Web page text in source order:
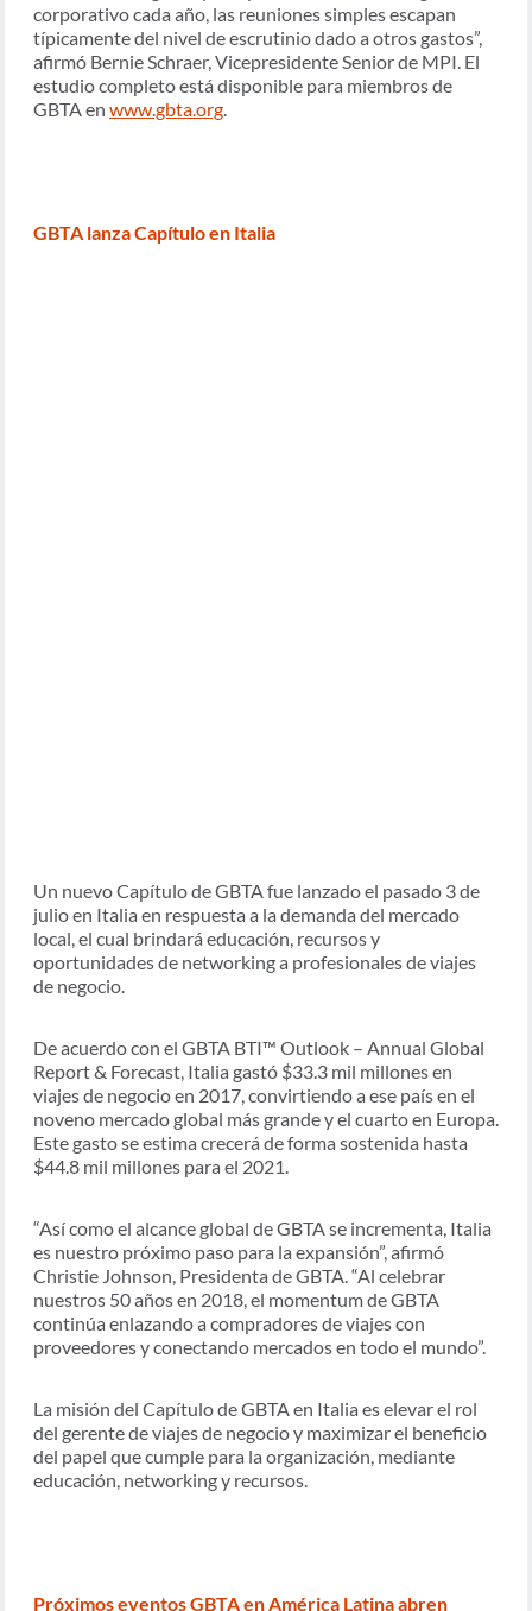
corporativo cada año, las reuniones simples escapan
típicamente del nivel de escrutinio dado a otros gastos”,
afirmó Bernie Schraer, Vicepresidente Senior de MPI. El
estudio completo está disponible para miembros de
GBTA en www.gbta.org.
GBTA lanza Capítulo en Italia
Un nuevo Capítulo de GBTA fue lanzado el pasado 3 de
julio en Italia en respuesta a la demanda del mercado
local, el cual brindará educación, recursos y
oportunidades de networking a profesionales de viajes
de negocio.
De acuerdo con el GBTA BTI™ Outlook – Annual Global
Report & Forecast, Italia gastó $33.3 mil millones en
viajes de negocio en 2017, convirtiendo a ese país en el
noveno mercado global más grande y el cuarto en Europa.
Este gasto se estima crecerá de forma sostenida hasta
$44.8 mil millones para el 2021.
“Así como el alcance global de GBTA se incrementa, Italia
es nuestro próximo paso para la expansión”, afirmó
Christie Johnson, Presidenta de GBTA. “Al celebrar
nuestros 50 años en 2018, el momentum de GBTA
continúa enlazando a compradores de viajes con
proveedores y conectando mercados en todo el mundo”.
La misión del Capítulo de GBTA en Italia es elevar el rol
del gerente de viajes de negocio y maximizar el beneficio
del papel que cumple para la organización, mediante
educación, networking y recursos.
Próximos eventos GBTA en América Latina abren